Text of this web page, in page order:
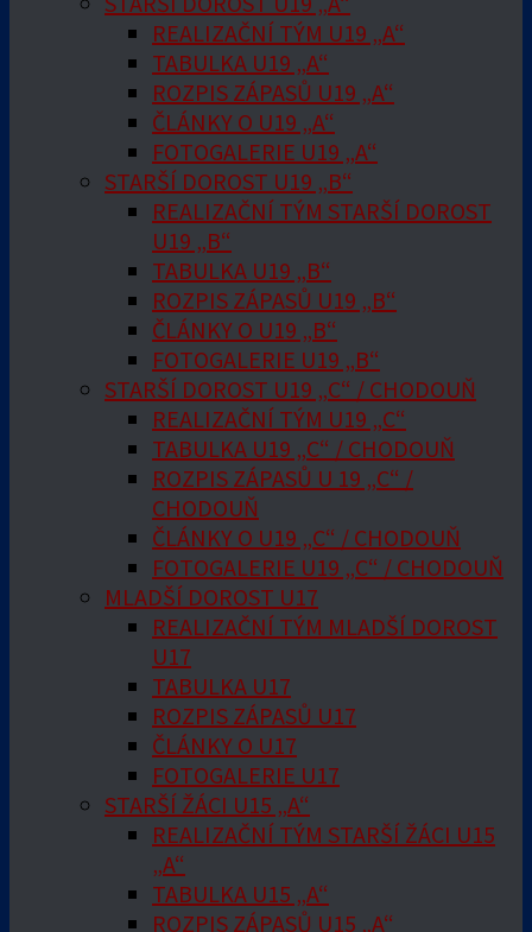
REALIZAČNÍ TÝM U19 „A“
TABULKA U19 „A“
ROZPIS ZÁPASŮ U19 „A“
ČLÁNKY O U19 „A“
FOTOGALERIE U19 „A“
STARŠÍ DOROST U19 „B“
REALIZAČNÍ TÝM STARŠÍ DOROST
U19 „B“
TABULKA U19 „B“
ROZPIS ZÁPASŮ U19 „B“
ČLÁNKY O U19 „B“
FOTOGALERIE U19 „B“
STARŠÍ DOROST U19 „C“ / CHODOUŇ
REALIZAČNÍ TÝM U19 „C“
TABULKA U19 „C“ / CHODOUŇ
ROZPIS ZÁPASŮ U 19 „C“ /
CHODOUŇ
ČLÁNKY O U19 „C“ / CHODOUŇ
FOTOGALERIE U19 „C“ / CHODOUŇ
MLADŠÍ DOROST U17
REALIZAČNÍ TÝM MLADŠÍ DOROST
U17
TABULKA U17
ROZPIS ZÁPASŮ U17
ČLÁNKY O U17
FOTOGALERIE U17
STARŠÍ ŽÁCI U15 „A“
REALIZAČNÍ TÝM STARŠÍ ŽÁCI U15
„A“
TABULKA U15 „A“
ROZPIS ZÁPASŮ U15 „A“